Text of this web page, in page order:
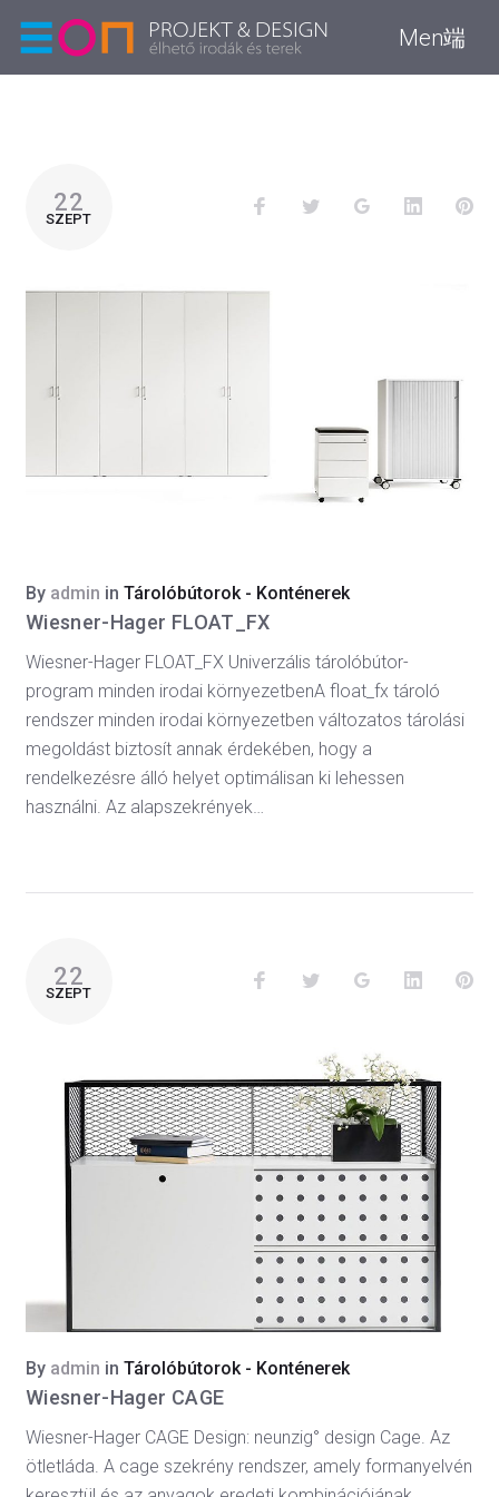
Men端
22
SZEPT
By admin in Tárolóbútorok - Konténerek
Wiesner-Hager FLOAT_FX
Wiesner-Hager FLOAT_FX Univerzális tárolóbútor-
program minden irodai környezetbenA float_fx tároló
rendszer minden irodai környezetben változatos tárolási
megoldást biztosít annak érdekében, hogy a
rendelkezésre álló helyet optimálisan ki lehessen
használni. Az alapszekrények…
22
SZEPT
By admin in Tárolóbútorok - Konténerek
Wiesner-Hager CAGE
Wiesner-Hager CAGE Design: neunzig° design Cage. Az
ötletláda. A cage szekrény rendszer, amely formanyelvén